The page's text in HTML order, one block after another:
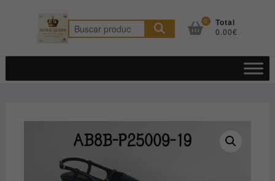
Buscar
por:
0 Total
0.00€